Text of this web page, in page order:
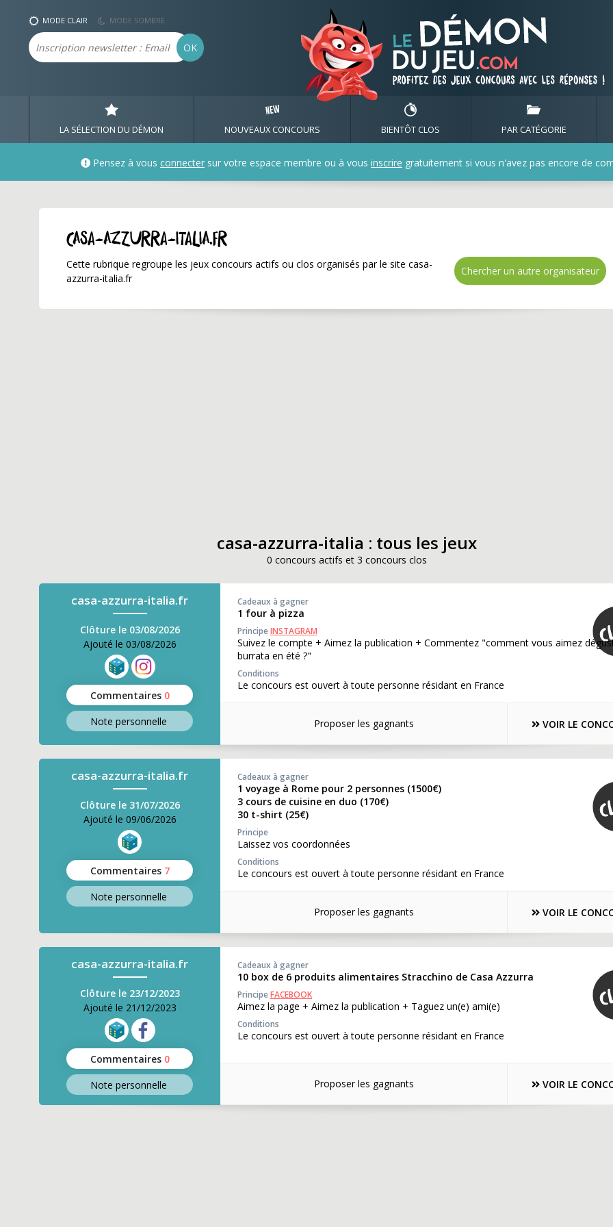
casa-azzurra-italia.fr ✅ Gagnez de nombreux
MODE CLAIR MODE SOMBRE
Email OK
LA SÉLECTION DU DÉMON NOUVEAUX CONCOURS BIENTÔT CLOS PAR CATÉGORIE
Pensez à vous connecter sur votre espace membre ou à vous inscrire gratuitement si vous n'avez pas encore de
casa-azzurra-italia.fr
Cette rubrique regroupe les jeux concours actifs ou clos organisés par le site casa-
azzurra-italia.fr
Chercher un autre organisateur
casa-azzurra-italia : tous les jeux
0 concours actifs et 3 concours clos
casa-azzurra-italia.fr
Clôture le 03/08/2026
Ajouté le 03/08/2026
Commentaires 0
Note personnelle
Cadeaux à gagner
1 four à pizza
PrincipeINSTAGRAM
Suivez le compte + Aimez la publication + Commentez "comment vous aimez
burrata en été ?"
Conditions
Le concours est ouvert à toute personne résidant en France
Proposer les gagnants VOIR LE
casa-azzurra-italia.fr
Clôture le 31/07/2026
Ajouté le 09/06/2026
Commentaires 7
Note personnelle
Cadeaux à gagner
1 voyage à Rome pour 2 personnes (1500€)
3 cours de cuisine en duo (170€)
30 t-shirt (25€)
Principe
Laissez vos coordonnées
Conditions
Le concours est ouvert à toute personne résidant en France
Proposer les gagnants VOIR LE
casa-azzurra-italia.fr
Clôture le 23/12/2023
Ajouté le 21/12/2023
Commentaires 0
Note personnelle
Cadeaux à gagner
10 box de 6 produits alimentaires Stracchino de Casa Azzurra
PrincipeFACEBOOK
Aimez la page + Aimez la publication + Taguez un(e) ami(e)
Conditions
Le concours est ouvert à toute personne résidant en France
Proposer les gagnants VOIR LE